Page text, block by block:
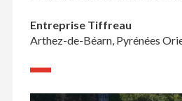
Entreprise Tiffreau
Arthez-de-Béarn, Pyrénées